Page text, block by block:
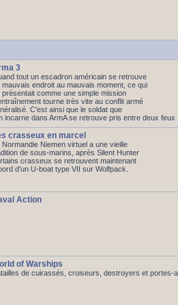
3
tout un escadron américain se retrouve
mauvais endroit au mauvais moment, ce qui
présentait comme une simple mission
tourne très vite au conflit armé
C'est ainsi que le soldat que
incarne dans ArmA se retrouve pris entre deux feux
crasseux en marcel
Normandie Niemen virtuel a une vieille
de sous-marins, après Silent Hunter
crasseux se retrouvent maintenant
d'un U-boat type VII sur Wolfpack.
Action
of Warships
de cuirassés, croiseurs, destroyers et portes-